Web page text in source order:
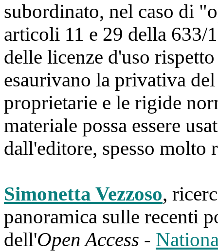
subordinato, nel caso di
articoli 11 e 29 della 633/
delle licenze d'uso
esaurivano la privativa
proprietarie e le rigide
materiale possa essere
dall'editore, spesso molto
Simonetta Vezzoso,
panoramica sulle recenti
dell'Open Access -